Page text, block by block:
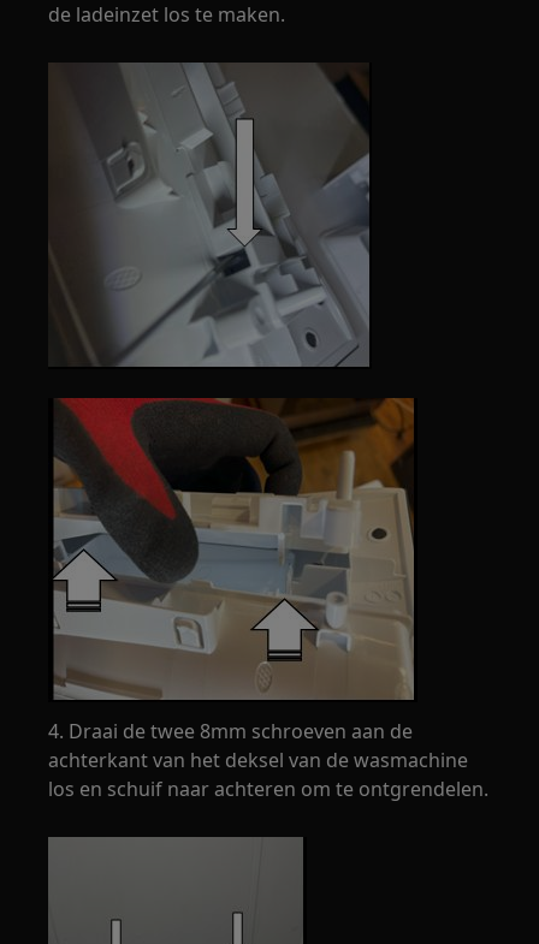
de ladeinzet los te maken.
4. Draai de twee 8mm schroeven aan de
achterkant van het deksel van de wasmachine
los en schuif naar achteren om te ontgrendelen.